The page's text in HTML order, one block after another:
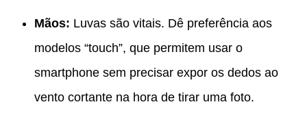
Mãos: Luvas são vitais. Dê preferência aos
modelos “touch”, que permitem usar o
smartphone sem precisar expor os dedos ao
vento cortante na hora de tirar uma foto.